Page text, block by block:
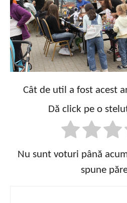
Cât de util a fost acest
Dă click pe o
Nu sunt voturi până
spune